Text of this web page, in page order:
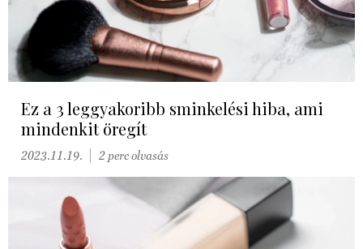
Ez a 3 leggyakoribb sminkelési hiba, ami
mindenkit öregít
2023.11.19. 2 perc olvasás